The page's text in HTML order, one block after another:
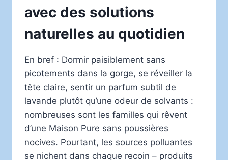
avec des solutions
naturelles au quotidien
En bref : Dormir paisiblement sans
picotements dans la gorge, se réveiller la
tête claire, sentir un parfum subtil de
lavande plutôt qu’une odeur de solvants :
nombreuses sont les familles qui rêvent
d’une Maison Pure sans poussières
nocives. Pourtant, les sources polluantes
se nichent dans chaque recoin – produits